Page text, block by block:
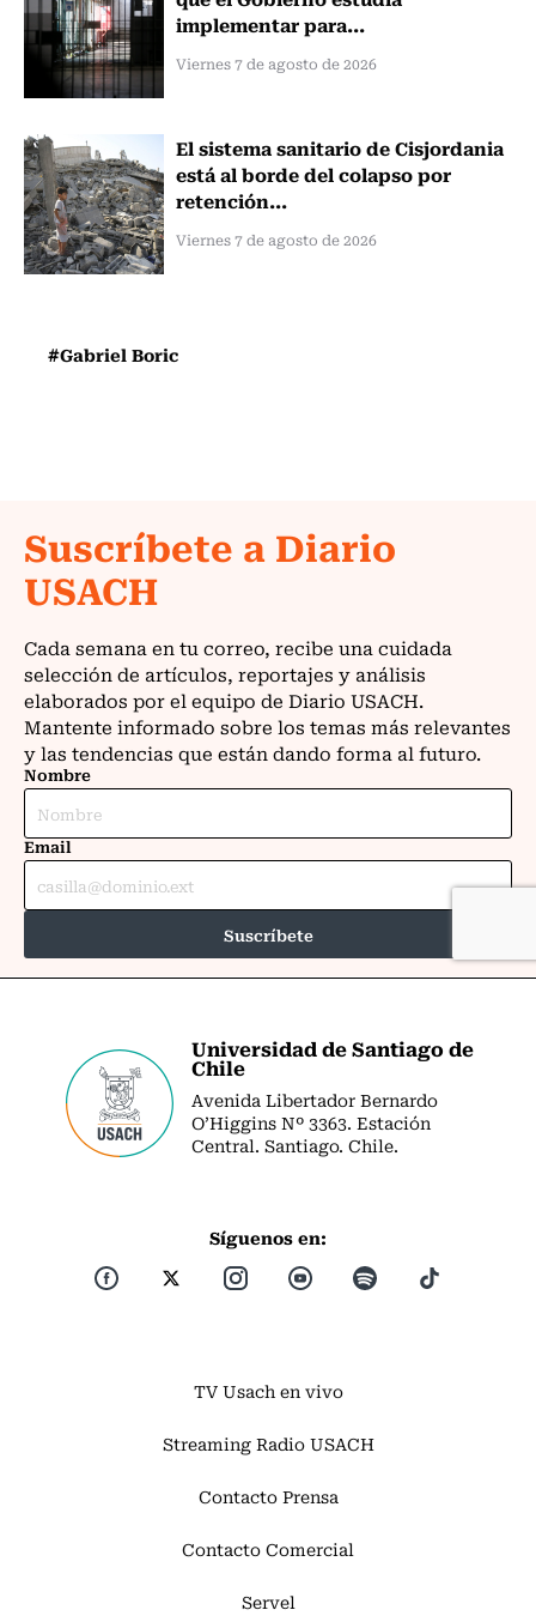
implementar para...
Viernes 7 de agosto de 2026
El sistema sanitario de Cisjordania
está al borde del colapso por
retención...
Viernes 7 de agosto de 2026
#Gabriel Boric
Universidad de Santiago de
Chile
Avenida Libertador Bernardo
O’Higgins Nº 3363. Estación
Central. Santiago. Chile.
Síguenos en:
TV Usach en vivo
Streaming Radio USACH
Contacto Prensa
Contacto Comercial
Servel